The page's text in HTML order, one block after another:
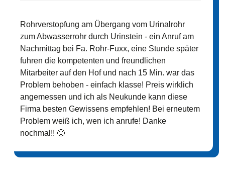
Rohrverstopfung am Übergang vom Urinalrohr
zum Abwasserrohr durch Urinstein - ein Anruf am
Nachmittag bei Fa. Rohr-Fuxx, eine Stunde später
fuhren die kompetenten und freundlichen
Mitarbeiter auf den Hof und nach 15 Min. war das
Problem behoben - einfach klasse! Preis wirklich
angemessen und ich als Neukunde kann diese
Firma besten Gewissens empfehlen! Bei erneutem
Problem weiß ich, wen ich anrufe! Danke
nochmal!! 🙂